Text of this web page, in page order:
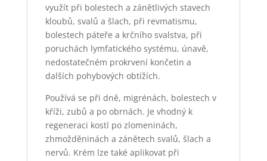
využít při bolestech a zánětlivých stavech
kloubů, svalů a šlach, při revmatismu,
bolestech páteře a krčního svalstva, při
poruchách lymfatického systému, únavě,
nedostatečném prokrvení končetin a
dalších pohybových obtížích.
Používá se při dně, migrénách, bolestech v
kříži, zubů a po obrnách. Je vhodný k
regeneraci kostí po zlomeninách,
zhmožděninách a zánětech svalů, šlach a
nervů. Krém lze také aplikovat při